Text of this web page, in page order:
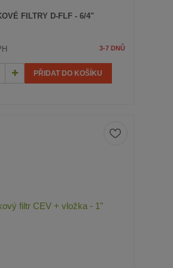
FILTRY D-FLF - 6/4"
3-7 DNŮ
PŘIDAT DO KOŠÍKU